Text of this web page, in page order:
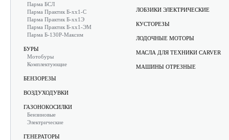
Парма БСЛ
Парма Практик Б-хх1-С
Парма Практик Б-хх1Э
Парма Практик Б-хх1-ЭМ
Парма Б-130Р-Максим
БУРЫ
Мотобуры
Комплектующие
БЕНЗОРЕЗЫ
ВОЗДУХОДУВКИ
ГАЗОНОКОСИЛКИ
Бензиновые
Электрические
ГЕНЕРАТОРЫ
ЛОБЗИКИ ЭЛЕКТРИЧЕСКИЕ
КУСТОРЕЗЫ
ЛОДОЧНЫЕ МОТОРЫ
МАСЛА ДЛЯ ТЕХНИКИ CARVER
МАШИНЫ ОТРЕЗНЫЕ